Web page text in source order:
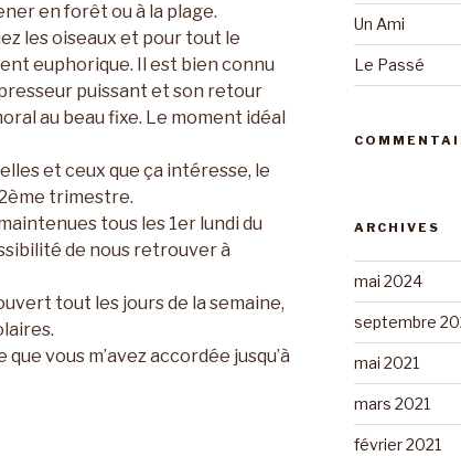
en forêt ou à la plage.
les oiseaux et pour tout le
euphorique. Il est bien connu
puissant et son retour
au beau fixe. Le moment idéal
et ceux que ça intéresse, le
trimestre.
tous les 1er lundi du
de nous retrouver à
tout les jours de la semaine,
vous m’avez accordée jusqu’à
Un Ami
Le Passé
ARCHIVES
mai 2024
septembre
mai 2021
mars 2021
février 2021